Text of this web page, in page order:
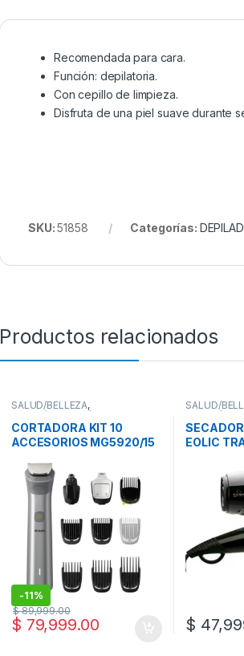
Recomendada para cara.
Función: depilatoria.
Con cepillo de limpieza.
Disfruta de una piel suave durante
SKU:51858 Categorías:
Productos relacionados
SALUD/BELLEZA,
SALUD/BELLEZA/FITNESS
CORTADORAS DE PELO
CORTADORA KIT 10
ACCESORIOS MG5920/15
-11%
$ 79,999.00
$89,999.00
SALUD/
SALUD/
EOLIC
$